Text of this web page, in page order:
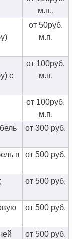
м.п..
от 50руб.
м.п.
с
от 100руб.
м.п.
от 100руб.
м.п.
от 300 руб.
в
от 500 руб.
от 500 руб.
от 500 руб.
от 500 руб.